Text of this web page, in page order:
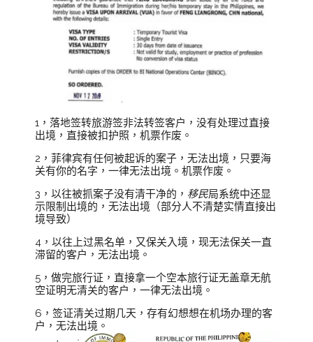
1，落地签转旅游签非法转签客户，没有处理过直接
出境，直接被扣护照，机票作废。
2，菲律宾有任何被起诉的案子，无法出境，只要海
关有你的名字，一律无法出境。机票作废。
3，以往被抓案子没有清干净的， 移民局系统中还显
示限制出境的，无法出境（部分人不清楚实情直接出
境导致）
4，以往上过黑名单，又保关入境，现无法保关一直
滞留的客户，无法出境。
5，做完旅行证，直接拿一个空本旅行证无盖章无航
空证明无清关的客户，一律无法出境。
6，签证清关过期几天，存有幻想想在机场办理的客
户，无法出境。